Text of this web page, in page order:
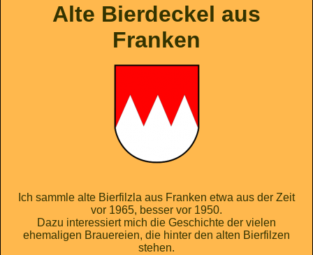
Alte Bierdeckel aus
Franken
Ich sammle alte Bierfilzla aus Franken etwa aus der Zeit
vor 1965, besser vor 1950.
Dazu interessiert mich die Geschichte der vielen
ehemaligen Brauereien, die hinter den alten Bierfilzen
stehen.